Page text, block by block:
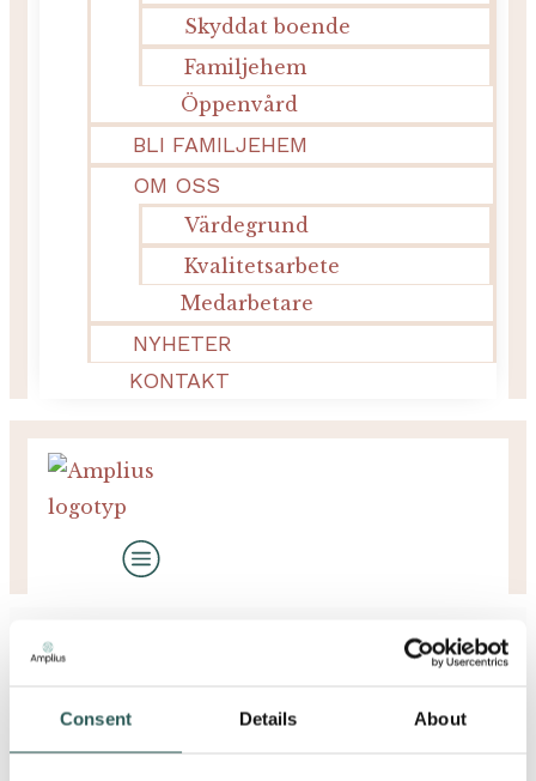
Consent Details About
Skyddat boende
Familjehem
Öppenvård
BLI FAMILJEHEM
OM OSS
Värdegrund
Kvalitetsarbete
Medarbetare
NYHETER
KONTAKT